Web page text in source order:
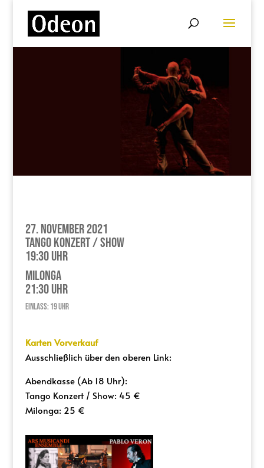
27. November 2021
Tango Konzert / Show
19:30 Uhr
Milonga
21:30 Uhr
Einlass: 19 Uhr
Karten Vorverkauf
Ausschließlich über den oberen Link:
Abendkasse (Ab 18 Uhr):
Tango Konzert / Show: 45 €
Milonga: 25 €